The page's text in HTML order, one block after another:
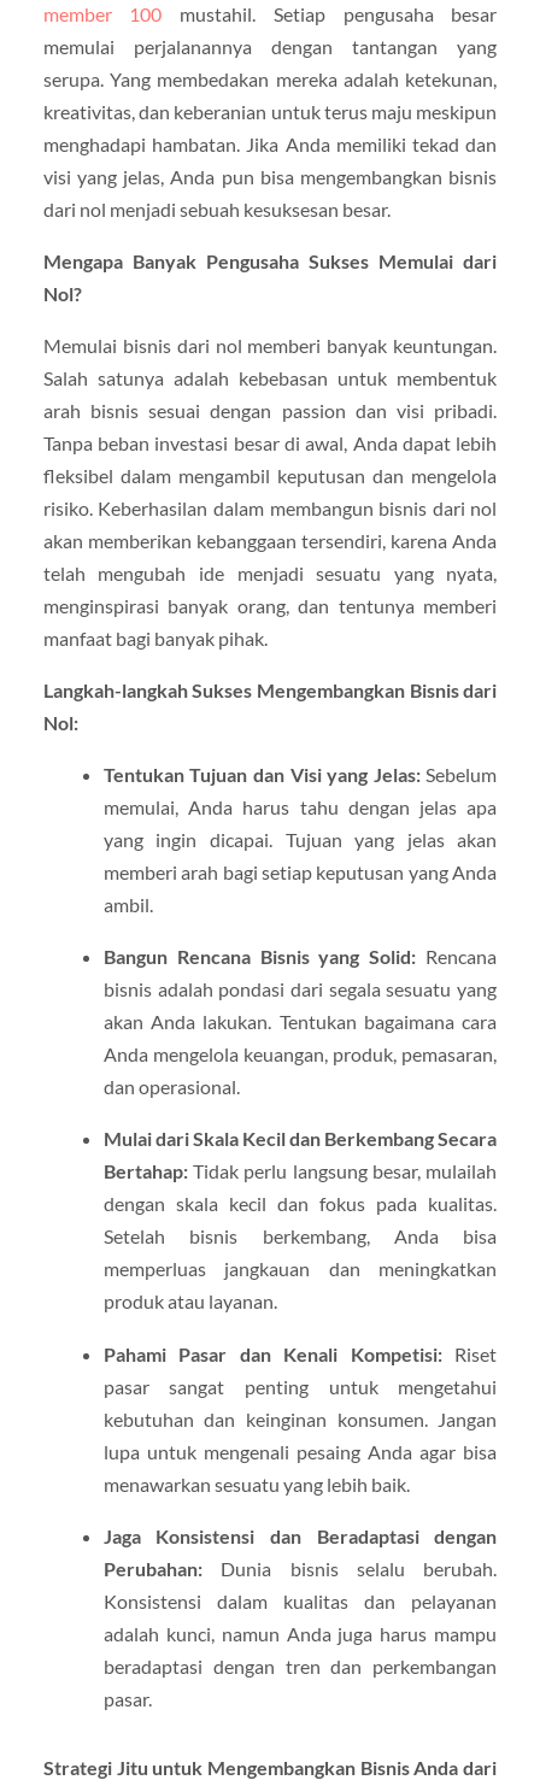
member 100 mustahil. Setiap pengusaha besar
memulai perjalanannya dengan tantangan yang
serupa. Yang membedakan mereka adalah ketekunan,
kreativitas, dan keberanian untuk terus maju meskipun
menghadapi hambatan. Jika Anda memiliki tekad dan
visi yang jelas, Anda pun bisa mengembangkan bisnis
dari nol menjadi sebuah kesuksesan besar.
Mengapa Banyak Pengusaha Sukses Memulai dari
Nol?
Memulai bisnis dari nol memberi banyak keuntungan.
Salah satunya adalah kebebasan untuk membentuk
arah bisnis sesuai dengan passion dan visi pribadi.
Tanpa beban investasi besar di awal, Anda dapat lebih
fleksibel dalam mengambil keputusan dan mengelola
risiko. Keberhasilan dalam membangun bisnis dari nol
akan memberikan kebanggaan tersendiri, karena Anda
telah mengubah ide menjadi sesuatu yang nyata,
menginspirasi banyak orang, dan tentunya memberi
manfaat bagi banyak pihak.
Langkah-langkah Sukses Mengembangkan Bisnis dari
Nol:
Tentukan Tujuan dan Visi yang Jelas:Sebelum
memulai, Anda harus tahu dengan jelas apa
yang ingin dicapai. Tujuan yang jelas akan
memberi arah bagi setiap keputusan yang Anda
ambil.
Bangun Rencana Bisnis yang Solid: Rencana
bisnis adalah pondasi dari segala sesuatu yang
akan Anda lakukan. Tentukan bagaimana cara
Anda mengelola keuangan, produk, pemasaran,
dan operasional.
Mulai dari Skala Kecil dan Berkembang Secara
Bertahap:Tidak perlu langsung besar, mulailah
dengan skala kecil dan fokus pada kualitas.
Setelah bisnis berkembang, Anda bisa
memperluas jangkauan dan meningkatkan
produk atau layanan.
Pahami Pasar dan Kenali Kompetisi:Riset
pasar sangat penting untuk mengetahui
kebutuhan dan keinginan konsumen. Jangan
lupa untuk mengenali pesaing Anda agar bisa
menawarkan sesuatu yang lebih baik.
Jaga Konsistensi dan Beradaptasi dengan
Perubahan:Dunia bisnis selalu berubah.
Konsistensi dalam kualitas dan pelayanan
adalah kunci, namun Anda juga harus mampu
beradaptasi dengan tren dan perkembangan
pasar.
Strategi Jitu untuk Mengembangkan Bisnis Anda dari